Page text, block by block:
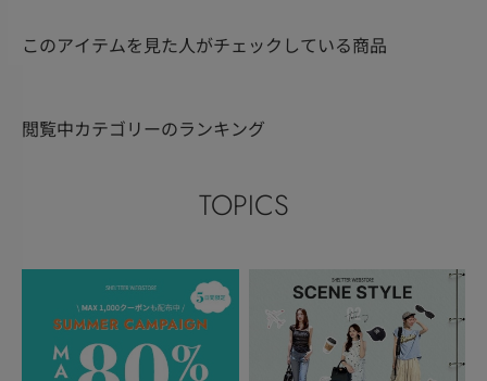
このアイテムを見た人がチェックしている商品
閲覧中カテゴリーのランキング
TOPICS